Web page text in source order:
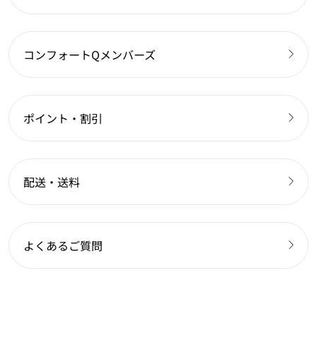
コンフォートQメンバーズ
ポイント・割引
配送・送料
よくあるご質問